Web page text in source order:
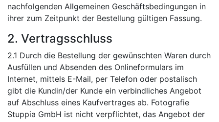
nachfolgenden Allgemeinen Geschäftsbedingungen in
ihrer zum Zeitpunkt der Bestellung gültigen Fassung.
2. Vertragsschluss
2.1 Durch die Bestellung der gewünschten Waren durch
Ausfüllen und Absenden des Onlineformulars im
Internet, mittels E-Mail, per Telefon oder postalisch
gibt die Kundin/der Kunde ein verbindliches Angebot
auf Abschluss eines Kaufvertrages ab. Fotografie
Stuppia GmbH ist nicht verpflichtet, das Angebot der